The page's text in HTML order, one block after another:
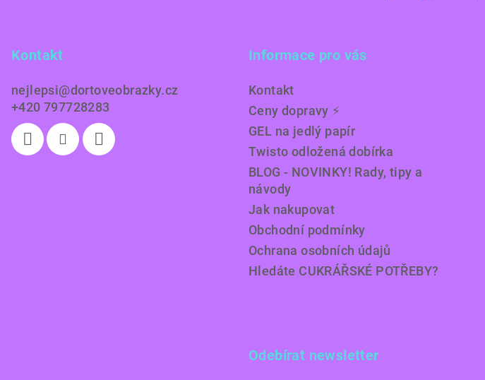
Kontakt
nejlepsi@dortoveobrazky.cz
+420 797728283
Informace pro vás
Kontakt
Ceny dopravy ⚡️
GEL na jedlý papír
Twisto odložená dobírka
BLOG - NOVINKY! Rady, tipy a
návody
Jak nakupovat
Obchodní podmínky
Ochrana osobních údajů
Hledáte CUKRÁŘSKÉ POTŘEBY?
Odebírat newsletter